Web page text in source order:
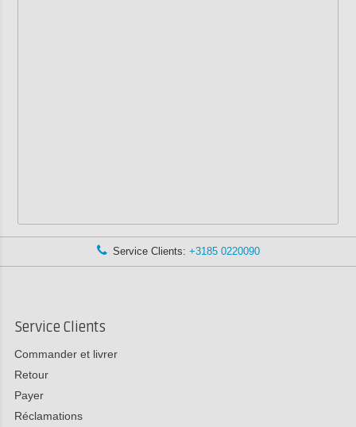
Service Clients: +3185 0220090
Service Clients
Commander et livrer
Retour
Payer
Réclamations